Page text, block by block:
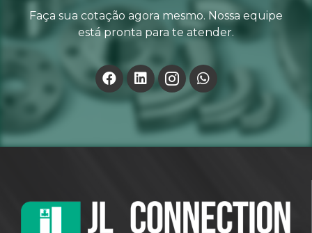
Faça sua cotação agora mesmo. Nossa equipe
está pronta para te atender.